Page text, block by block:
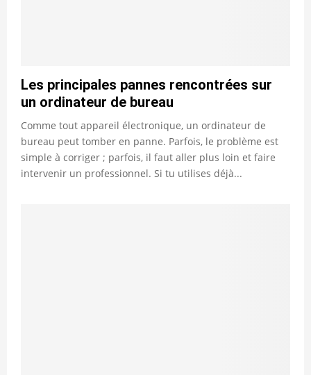
Les principales pannes rencontrées sur
un ordinateur de bureau
Comme tout appareil électronique, un ordinateur de
bureau peut tomber en panne. Parfois, le problème est
simple à corriger ; parfois, il faut aller plus loin et faire
intervenir un professionnel. Si tu utilises déjà...